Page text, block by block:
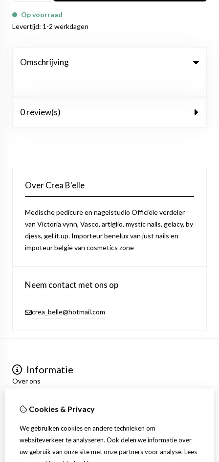
Op voorraad
Levertijd: 1-2 werkdagen
Omschrijving
0 review(s)
Over Crea B'elle
Medische pedicure en nagelstudio Officiële verdeler
van Victoria vynn, Vasco, artiglio, mystic nails, gelacy, by
djess, gel.it.up. Importeur benelux van just nails en
impoteur belgie van cosmetics zone
Neem contact met ons op
crea_belle@hotmail.com
Informatie
Over ons
Algemene voorwaarden
Mijn account
Inloggen
Bestelhistorie
Verlanglijst
Cookies & Privacy
We gebruiken cookies en andere technieken om
websiteverkeer te analyseren. Ook delen we informatie over
uw gebruik van onze site met onze partners voor analyse. Lees